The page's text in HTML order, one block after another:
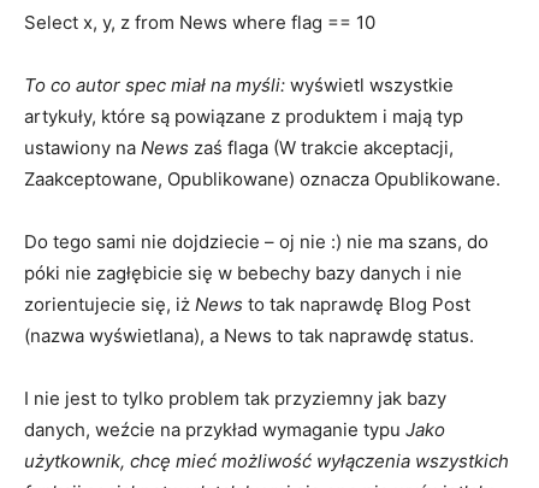
Select x, y, z from News where flag == 10
To co autor spec miał na myśli: wyświetl wszystkie
artykuły, które są powiązane z produktem i mają typ
ustawiony na News zaś flaga (W trakcie akceptacji,
Zaakceptowane, Opublikowane) oznacza Opublikowane.
Do tego sami nie dojdziecie – oj nie :) nie ma szans, do
póki nie zagłębicie się w bebechy bazy danych i nie
zorientujecie się, iż News to tak naprawdę Blog Post
(nazwa wyświetlana), a News to tak naprawdę status.
I nie jest to tylko problem tak przyziemny jak bazy
danych, weźcie na przykład wymaganie typu Jako
użytkownik, chcę mieć możliwość wyłączenia wszystkich